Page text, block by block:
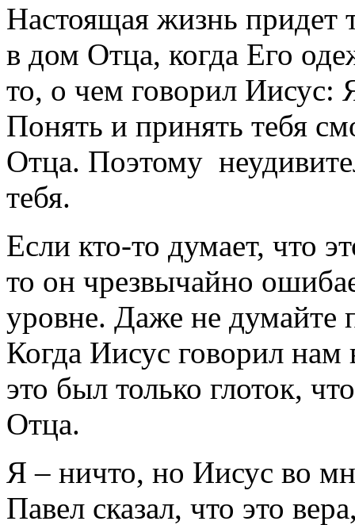
Настоящая жизнь придет
в дом Отца, когда Его
то, о чем говорил Иисус:
Понять и принять тебя
Отца. Поэтому
тебя.
Если кто-то думает, что
то он чрезвычайно
уровне. Даже не думайте
Когда Иисус говорил нам
это был только глоток,
Отца.
Я – ничто, но Иисус во
Павел сказал, что это